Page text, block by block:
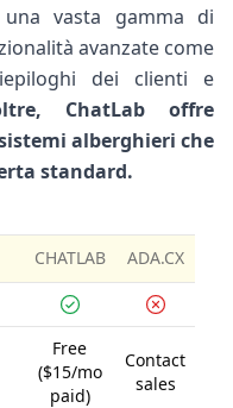
vasta gamma di
avanzate come
dei clienti e
ChatLab offre
alberghieri che
standard.
CHATLAB ADA.CX
Free
($15/mo
paid)
Contact
sales